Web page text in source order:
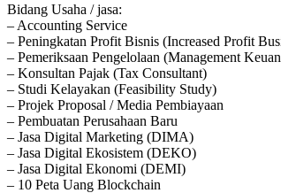
Bidang Usaha / jasa:
– Accounting Service
– Peningkatan Profit Bisnis (Increased Profit
– Pemeriksaan Pengelolaan (Management
– Konsultan Pajak (Tax Consultant)
– Studi Kelayakan (Feasibility Study)
– Projek Proposal / Media Pembiayaan
– Pembuatan Perusahaan Baru
– Jasa Digital Marketing (DIMA)
– Jasa Digital Ekosistem (DEKO)
– Jasa Digital Ekonomi (DEMI)
– 10 Peta Uang Blockchain